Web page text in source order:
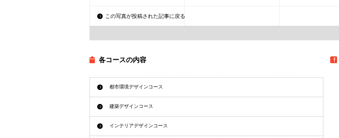
この写真が投稿された記事に戻る
各コースの内容
都市環境デザインコース
建築デザインコース
インテリアデザインコース